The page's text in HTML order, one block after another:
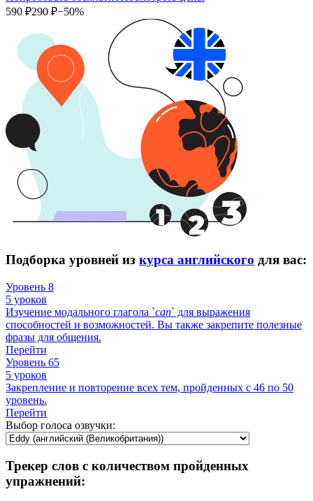
590 ₽290 ₽−50%
Подборка уровней из курса английского для вас:
Уровень 8
5 уроков
Изучение модального глагола `can` для выражения
способностей и возможностей. Вы также закрепите полезные
фразы для общения.
Перейти
Уровень 65
5 уроков
Закрепление и повторение всех тем, пройденных с 46 по 50
уровень.
Перейти
Выбор голоса озвучки:
Трекер слов с количеством пройденных
упражнений: